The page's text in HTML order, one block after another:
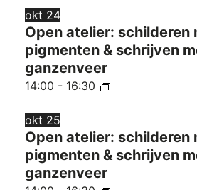
okt 24
Open atelier: schilderen
pigmenten & schrijven
ganzenveer
14:00 - 16:30
okt 25
Open atelier: schilderen
pigmenten & schrijven
ganzenveer